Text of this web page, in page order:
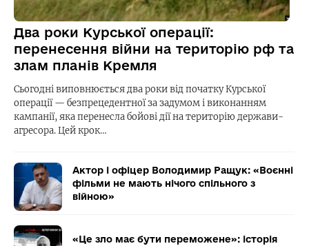
Два роки Курської операції:
перенесення війни на територію рф та
злам планів Кремля
Сьогодні виповнюється два роки від початку Курської
операції — безпрецедентної за задумом і виконанням
кампанії, яка перенесла бойові дії на територію держави-
агресора. Цей крок…
Актор і офіцер Володимир Ращук: «Воєнні
фільми не мають нічого спільного з
війною»
«Це зло має бути переможене»: історія